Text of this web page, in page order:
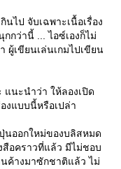
ไป จับเฉพาะเนื้อเรื่อง
กว่านี้ ... ไอซ์เองก็ไม่
ผู้เขียนเล่นเกมไปเขียน
นะนำว่า ให้ลองเปิด
งแบบนี้หรือเปล่า
นออกใหม่ของบลิสหมด
อคราวที่แล้ว มีไม่ชอบ
ค้างมาซักชาติแล้ว ไม่